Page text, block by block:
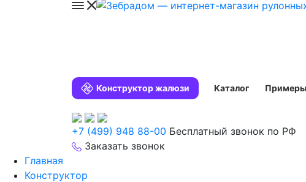
Конструктор жалюзи Каталог
+7 (499) 948 88-00 Бесплатный звонок по РФ
Заказать звонок
Главная
Конструктор